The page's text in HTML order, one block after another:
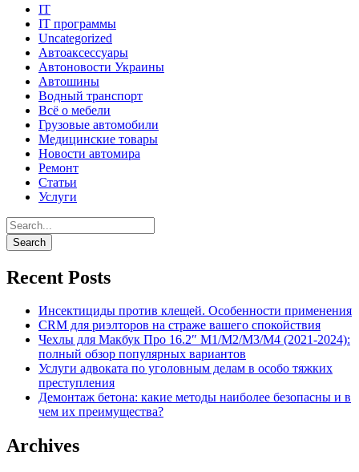
IT
IT программы
Uncategorized
Автоаксессуары
Автоновости Украины
Автошины
Водный транспорт
Всё о мебели
Грузовые автомобили
Медицинские товары
Новости автомира
Ремонт
Статьи
Услуги
Recent Posts
Инсектициды против клещей. Особенности применения
CRM для риэлторов на страже вашего спокойствия
Чехлы для Макбук Про 16.2″ M1/M2/M3/M4 (2021-2024):
полный обзор популярных вариантов
Услуги адвоката по уголовным делам в особо тяжких
преступления
Демонтаж бетона: какие методы наиболее безопасны и в
чем их преимущества?
Archives